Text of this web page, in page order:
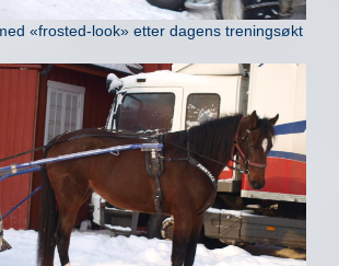
«frosted-look» etter dagens treningsøkt